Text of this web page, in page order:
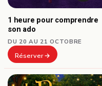
1 heure pour comprendre
son ado
DU 20 AU 21 OCTOBRE
Réserver